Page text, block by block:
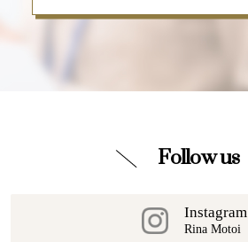
Follow us
Instagram
Rina Motoi